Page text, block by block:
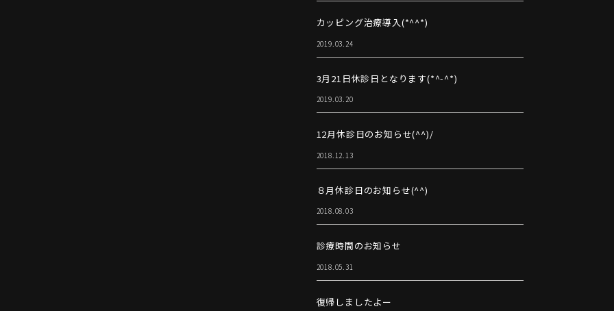
カッピング治療導入(*^^*)
2019.03.24
3月21日休診日となります(*^-^*)
2019.03.20
12月休診日のお知らせ(^^)/
2018.12.13
８月休診日のお知らせ(^^)
2018.08.03
診療時間のお知らせ
2018.05.31
復帰しましたよー